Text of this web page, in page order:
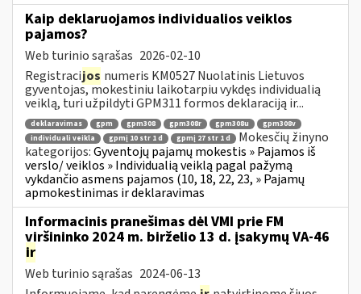
Kaip deklaruojamos individualios veiklos
pajamos?
Web turinio sąrašas 2026-02-10
Registracijos numeris KM0527 Nuolatinis Lietuvos
gyventojas, mokestiniu laikotarpiu vykdęs individualią
veiklą, turi užpildyti GPM311 formos deklaraciją ir...
deklaravimas gpm gpm308 gpm308r gpm308u
gpm308v
individuali veikla
gpmį 10 str 1 d gpmį 27 str 1 d
Mokesčių žinyno
kategorijos:Gyventojų pajamų mokestis » Pajamos iš
verslo/ veiklos » Individualią veiklą pagal pažymą
vykdančio asmens pajamos (10, 18, 22, 23, » Pajamų
apmokestinimas ir deklaravimas
Informacinis pranešimas dėl VMI prie FM
viršininko 2024 m. birželio 13 d. įsakymų VA-46
ir
Web turinio sąrašas 2024-06-13